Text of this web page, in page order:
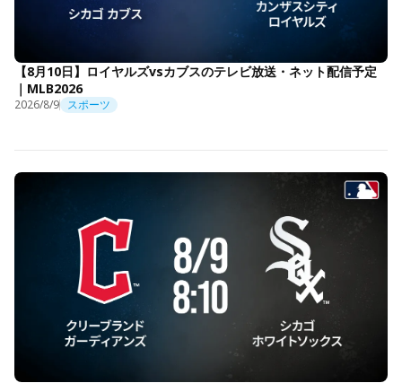
【8月10日】ロイヤルズvsカブスのテレビ放送・ネット配信予定
｜MLB2026
2026/8/9 スポーツ